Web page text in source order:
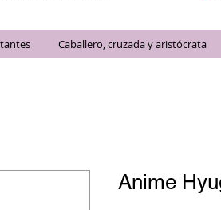
Caballero, cruzada y aristócrata
Anime